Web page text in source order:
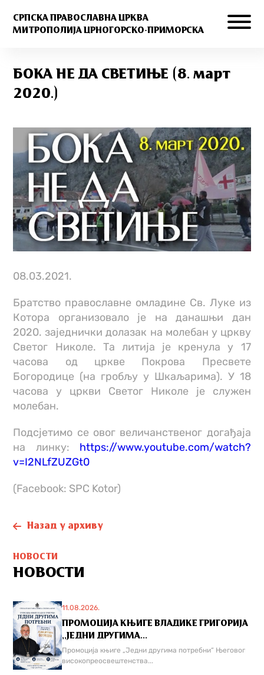
СРПСКА ПРАВОСЛАВНА ЦРКВА
МИТРОПОЛИЈА ЦРНОГОРСКО-ПРИМОРСКА
БОКА НЕ ДА СВЕТИЊЕ (8. март
2020.)
08.03.2021.
Братство православне омладине Св. Луке из
Котора организовало је на данашњи дан
2020. заједнички долазак на молебан у цркву
Светог Николе. Та литија је кренула у 17
часова од цркве Покрова Пресвете
Богородице (на гробљу у Шкаљарима). У 18
часова у цркви Светог Николе је служен
молебан.
Подсјетимо се овог величанственог догађаја
на линку: https://www.youtube.com/watch?
v=I2NLfZUZGt0
(Facebook: SPC Kotor)
Назад у архиву
НОВОСТИ
НОВОСТИ
11.08.2026.
ПРОМОЦИЈА КЊИГЕ ВЛАДИКЕ ГРИГОРИЈА
,,ЈЕДНИ ДРУГИМА...
Промоција књиге „Једни другима потребни“ Његовог
високопреосвештенства...